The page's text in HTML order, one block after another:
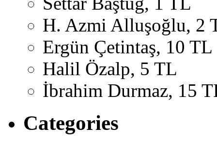
H. Azmi Alluşoğlu, 2
Ergün Çetintaş, 10 TL
Halil Özalp, 5 TL
İbrahim Durmaz, 15
Categories